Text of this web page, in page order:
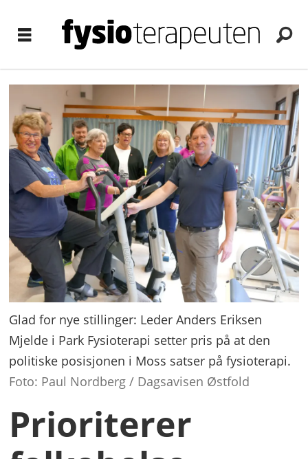
Glad for nye stillinger: Leder Anders Eriksen
Mjelde i Park Fysioterapi setter pris på at den
politiske posisjonen i Moss satser på fysioterapi.
Foto: Paul Nordberg / Dagsavisen Østfold
Prioriterer